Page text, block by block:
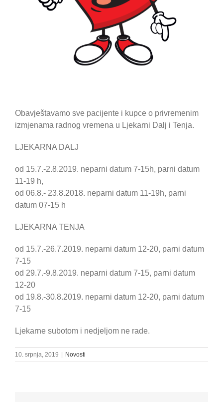
Obavještavamo sve pacijente i kupce o privremenim
izmjenama radnog vremena u Ljekarni Dalj i Tenja.
LJEKARNA DALJ
od 15.7.-2.8.2019. neparni datum 7-15h, parni datum
11-19 h,
od 06.8.- 23.8.2018. neparni datum 11-19h, parni
datum 07-15 h
LJEKARNA TENJA
od 15.7.-26.7.2019. neparni datum 12-20, parni datum
7-15
od 29.7.-9.8.2019. neparni datum 7-15, parni datum
12-20
od 19.8.-30.8.2019. neparni datum 12-20, parni datum
7-15
Ljekarne subotom i nedjeljom ne rade.
10. srpnja, 2019 Novosti